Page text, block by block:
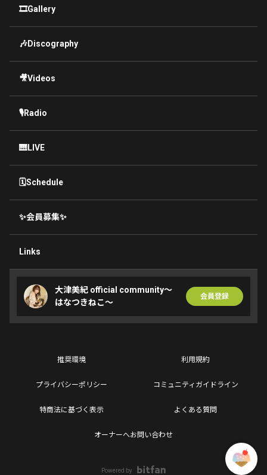
🎞Gallery
🎶Discography
🎥Videos
🎙Radio
🎹LIVE
🗓Schedule
✨会員募集✨
Links
大津美紀 official community〜
はなつきねこ〜
会員登録
推奨環境 利用規約
プライバシーポリシー コミュニティガイドライン
特商法に基づく表示 よくある質問
オーナーへお問い合わせ
Powered by